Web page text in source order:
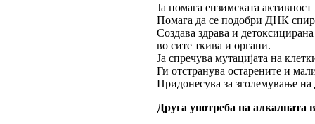
Ја помага ензимската
Помага да се подобри ДНК
Создава здрава и
во сите ткива и органи.
Ја спречува мутацијата на
Ги отстранува остарените и
Придонесува за зголемување
Друга употреба на алкалната